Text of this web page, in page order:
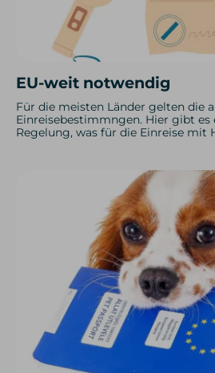
EU-weit notwendig
Für die meisten Länder gelten die
Einreisebestimmngen. Hier gibt es
Regelung, was für die Einreise mit